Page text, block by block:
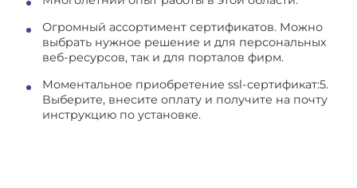
Огромный ассортимент сертификатов. Можно
выбрать нужное решение и для персональных
веб-ресурсов, так и для порталов фирм.
Моментальное приобретение ssl-сертификат:5.
Выберите, внесите оплату и получите на почту
инструкцию по установке.